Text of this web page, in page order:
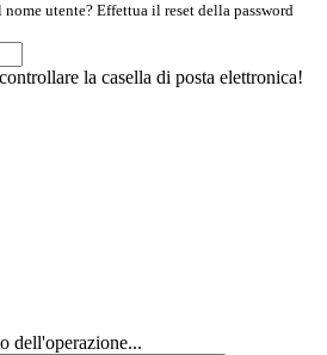
utente? Effettua il reset della password
la casella di posta elettronica!
dell'operazione...